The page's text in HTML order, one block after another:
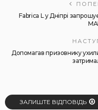
Fabrica L у Дніпрі
Допомагав призовнику
ЗАЛИШТЕ ВІДПОВІДЬ